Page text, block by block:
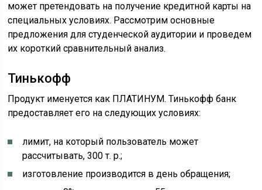
может претендовать на получение кредитной карты на
специальных условиях. Рассмотрим основные
предложения для студенческой аудитории и проведем
их короткий сравнительный анализ.
Тинькофф
Продукт именуется как ПЛАТИНУМ. Тинькофф банк
предоставляет его на следующих условиях:
лимит, на который пользователь может
рассчитывать, 300 т. р.;
изготовление производится в день обращения;